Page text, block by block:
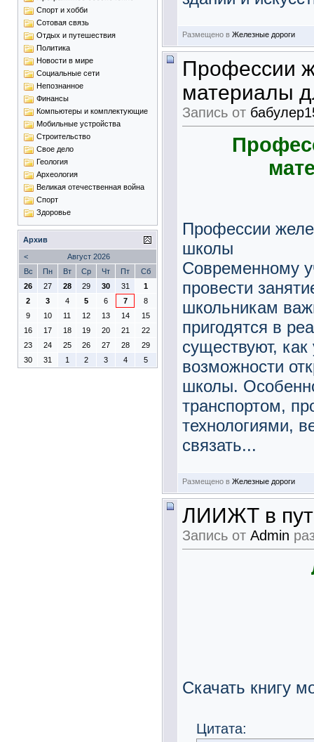
Размещено в Железные дороги
Профессии
материалы
Запись от
Профессии
школы
Современному
провести
школьникам
пригодятся в
существуют,
возможности
школы.
транспортом,
технологиями,
связать...
Размещено в Железные дороги
ЛИИЖТ в
Запись от Admin
Скачать книгу
Цитата:
Спорт и хобби
Сотовая связь
Отдых и путешествия
Политика
Новости в мире
Социальные сети
Непознанное
Финансы
Компьютеры и комплектующие
Мобильные устройства
Строительство
Свое дело
Геология
Археология
Великая отечественная война
Спорт
Здоровье
Архив
<
Август 2026
Вс
Пн Вт Ср Чт Пт
Сб
26
27 28 29 30 31
1
2
3 4 5 6 7
8
9
10 11 12 13 14
15
16
17 18 19 20 21
22
23
24 25 26 27 28
29
30
31 1 2 3 4 5